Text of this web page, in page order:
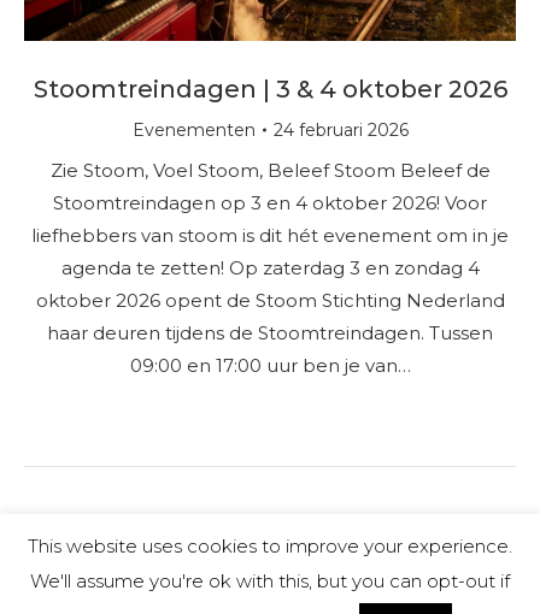
Stoomtreindagen | 3 & 4 oktober 2026
Evenementen 24 februari 2026
Zie Stoom, Voel Stoom, Beleef Stoom Beleef de
Stoomtreindagen op 3 en 4 oktober 2026! Voor
liefhebbers van stoom is dit hét evenement om in je
agenda te zetten! Op zaterdag 3 en zondag 4
oktober 2026 opent de Stoom Stichting Nederland
haar deuren tijdens de Stoomtreindagen. Tussen
09:00 en 17:00 uur ben je van…
This website uses cookies to improve your experience.
We'll assume you're ok with this, but you can opt-out if